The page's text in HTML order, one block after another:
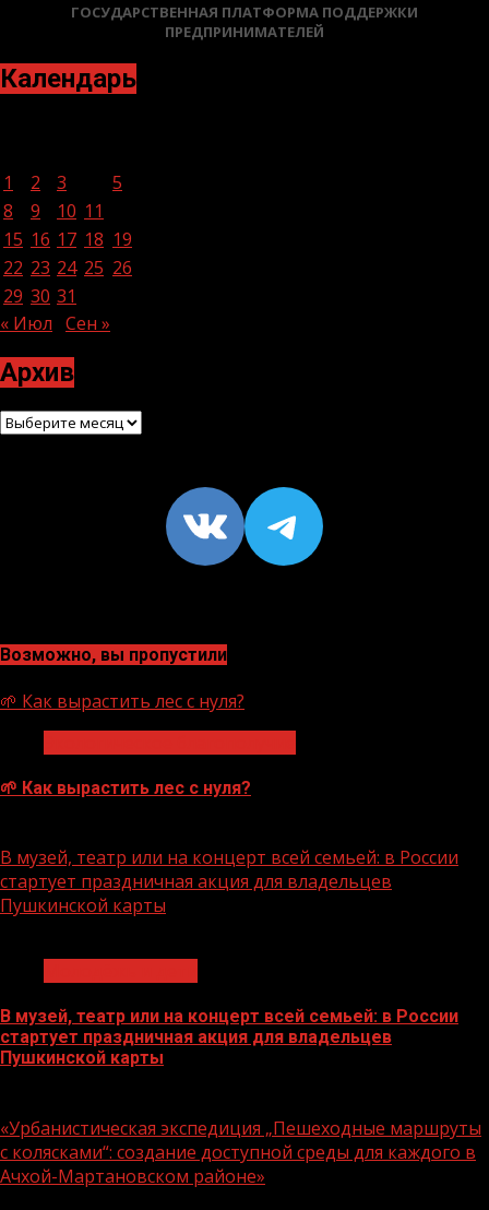
ГОСУДАРСТВЕННАЯ ПЛАТФОРМА ПОДДЕРЖКИ
ПРЕДПРИНИМАТЕЛЕЙ
Календарь
1
2 3 5
8
9 10 11
15 16 17 18 19
22 23 24 25 26
29 30 31
« Июл Сен »
Архив
Архив
VK https://
Возможно, вы пропустили
🌱 Как вырастить лес с нуля?
🌱 Как вырастить лес с нуля?
В музей, театр или на концерт всей семьей: в России
стартует праздничная акция для владельцев
Пушкинской карты
В музей, театр или на концерт всей семьей: в России
стартует праздничная акция для владельцев
Пушкинской карты
«Урбанистическая экспедиция „Пешеходные маршруты
с колясками“: создание доступной среды для каждого в
Ачхой-Мартановском районе»